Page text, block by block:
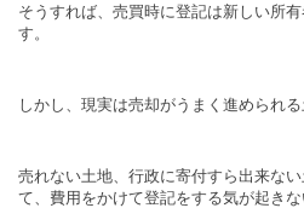
そうすれば、売買時に登記は新しい所
す。
しかし、現実は売却がうまく進められ
売れない土地、行政に寄付すら出来な
て、費用をかけて登記をする気が起き